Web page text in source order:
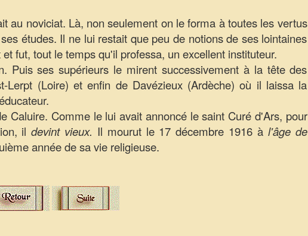
au noviciat. Là, non seulement on le forma à toutes les vertus
études. Il ne lui restait que peu de notions de ses lointaines
fut, tout le temps qu'il professa, un excellent instituteur.
Puis ses supérieurs le mirent successivement à la tête des
Lerpt (Loire) et enfin de Davézieux (Ardèche) où il laissa la
Caluire. Comme le lui avait annoncé le saint Curé d'Ars, pour
ildevint vieux. Il mourut le 17 décembre 1916 à l'âge de
année de sa vie religieuse.